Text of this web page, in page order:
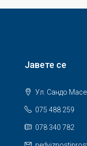
Јавете се
Ул. Сандо
075 488 259
078 340 782